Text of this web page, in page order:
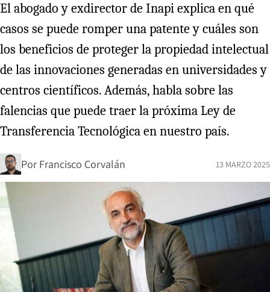
El abogado y exdirector de Inapi explica en qué
casos se puede romper una patente y cuáles son
los beneficios de proteger la propiedad intelectual
de las innovaciones generadas en universidades y
centros científicos. Además, habla sobre las
falencias que puede traer la próxima Ley de
Transferencia Tecnológica en nuestro país.
Por Francisco Corvalán 13 MARZO 2025